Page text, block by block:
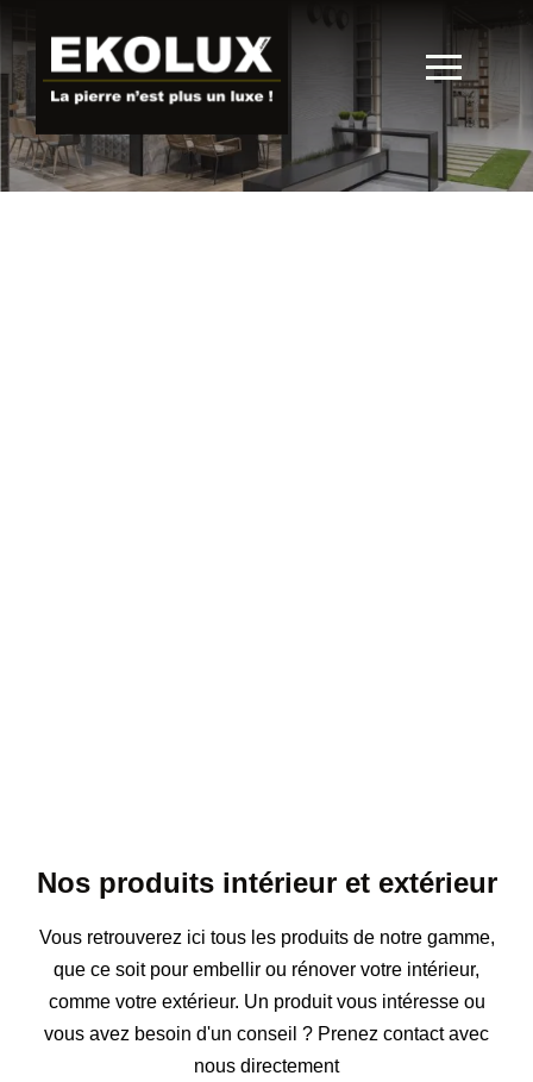
Nos produits intérieur et extérieur
Vous retrouverez ici tous les produits de notre gamme,
que ce soit pour embellir ou rénover votre intérieur,
comme votre extérieur. Un produit vous intéresse ou
vous avez besoin d'un conseil ? Prenez contact avec
nous directement